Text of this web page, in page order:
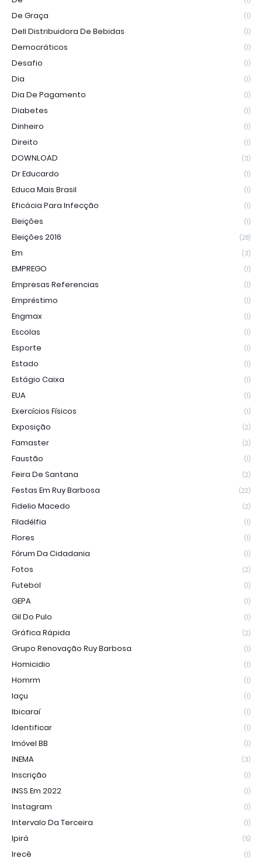
De Graça (1)
Dell Distribuidora De Bebidas (1)
Democráticos (1)
Desafio (1)
Dia (1)
Dia De Pagamento (1)
Diabetes (1)
Dinheiro (1)
Direito (1)
DOWNLOAD (3)
Dr Educardo (1)
Educa Mais Brasil (1)
Eficácia Para Infecção (1)
Eleições (1)
Eleições 2016 (28)
Em (3)
EMPREGO (1)
Empresas Referencias (1)
Empréstimo (1)
Engmax (1)
Escolas (1)
Esporte (1)
Estado (1)
Estágio Caixa (1)
EUA (1)
Exercícios Físicos (1)
Exposição (2)
Famaster (2)
Faustão (1)
Feira De Santana (2)
Festas Em Ruy Barbosa (22)
Fidelio Macedo (2)
Filadélfia (1)
Flores (1)
Fórum Da Cidadania (1)
Fotos (2)
Futebol (1)
GEPA (1)
Gil Do Pulo (1)
Gráfica Rápida (2)
Grupo Renovação Ruy Barbosa (1)
Homicidio (1)
Homrm (1)
Iaçu (1)
Ibicaraí (1)
Identificar (1)
Imóvel BB (1)
INEMA (3)
Inscrição (1)
INSS Em 2022 (1)
Instagram (1)
Intervalo Da Terceira (1)
Ipirá (5)
Irecê (1)